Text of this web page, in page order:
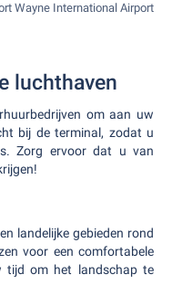
Wayne International Airport
luchthaven
om aan uw
bij de terminal, zodat u
Zorg ervoor dat u van
landelijke gebieden rond
voor een comfortabele
tijd om het landschap te